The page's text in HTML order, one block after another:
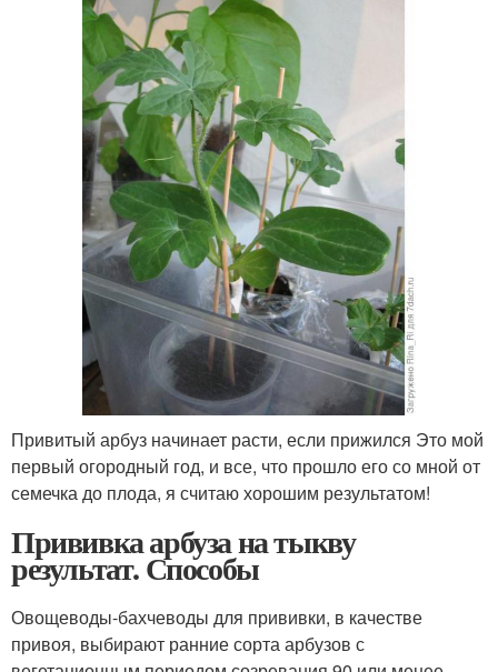
Привитый арбуз начинает расти, если прижился Это мой
первый огородный год, и все, что прошло его со мной от
семечка до плода, я считаю хорошим результатом!
Прививка арбуза на тыкву
результат. Способы
Овощеводы-бахчеводы для прививки, в качестве
привоя, выбирают ранние сорта арбузов с